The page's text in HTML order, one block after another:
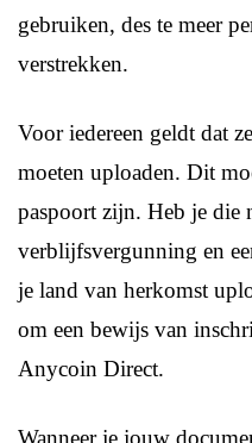
gebruiken, des te meer
verstrekken.
Voor iedereen geldt dat
moeten uploaden. Dit
paspoort zijn. Heb je die
verblijfsvergunning en
je land van herkomst
om een bewijs van
Anycoin Direct.